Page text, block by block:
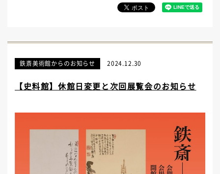
鉄斎美術館からのお知らせ 2024.12.30
【史料館】休館日変更と次回展覧会のお知らせ